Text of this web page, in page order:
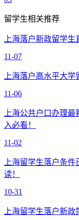
留学生相关推荐
上海落户新政留学
11-07
上海落户高水平大学
11-06
上海公共户口办理
入必看！
11-02
上海留学生落户条
读！
10-31
上海留学生落户新政